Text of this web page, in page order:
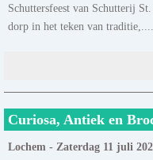
Schuttersfeest van Schutterij
dorp in het teken van traditie,......
Curiosa, Antiek en
Lochem - Zaterdag 11 juli